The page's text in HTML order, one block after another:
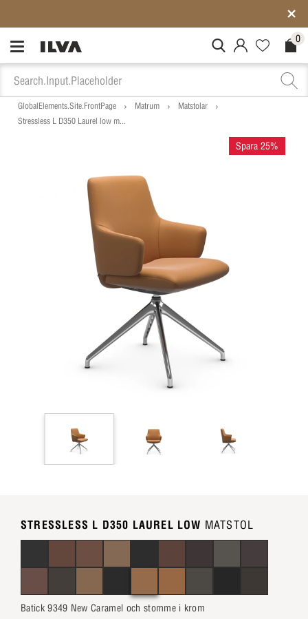
MitIlva.Login 0
GlobalElements.Site.FrontPage Matrum
Matstolar
Stressless L D350 Laurel low m...
Spara 25%
STRESSLESS L D350 LAUREL LOW MATSTOL
Batick 9349 New Caramel och stomme i krom